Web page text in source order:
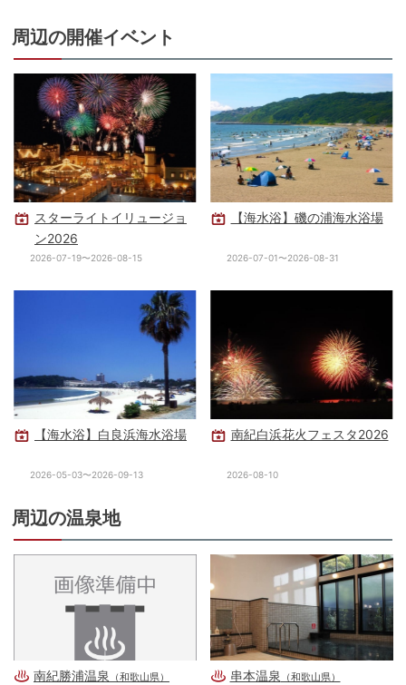
周辺の開催イベント
スターライトイリュージョ
ン2026
2026-07-19〜2026-08-15
【海水浴】磯の浦海水浴場
2026-07-01〜2026-08-31
【海水浴】白良浜海水浴場
2026-05-03〜2026-09-13
南紀白浜花火フェスタ2026
2026-08-10
周辺の温泉地
南紀勝浦温泉 （和歌山県） 串本温泉 （和歌山県）